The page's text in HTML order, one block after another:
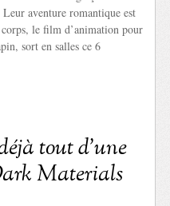
aventure romantique est
le film d’animation pour
sort en salles ce 6
tout d’une
Materials